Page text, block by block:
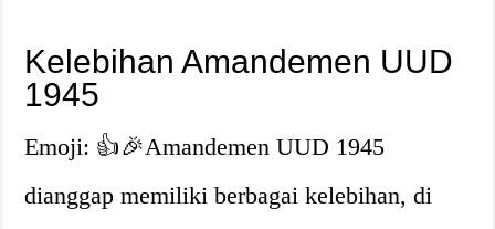
Kelebihan Amandemen UUD
1945
Emoji: 👍🎉Amandemen UUD 1945
dianggap memiliki berbagai kelebihan, di